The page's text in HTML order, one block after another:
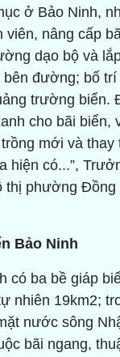
ở Bảo Ninh,
viên, nâng cấp
dạo bộ và
đường; bố trí
trường biển.
cho bãi biển,
mới và thay
hiện có...”,
thị phường
Bảo Ninh
có ba bề giáp
nhiên 19km2;
nước sông
bãi ngang,